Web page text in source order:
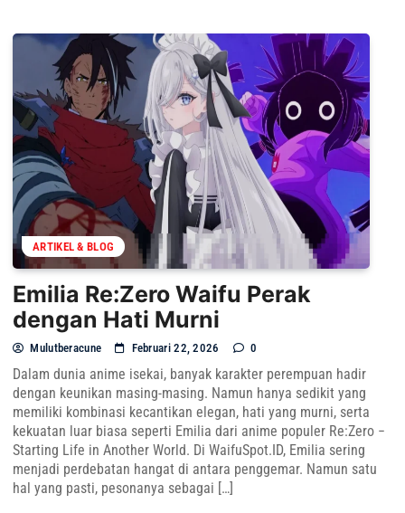
ARTIKEL & BLOG
Emilia Re:Zero Waifu Perak
dengan Hati Murni
Mulutberacune Februari 22, 2026 0
Dalam dunia anime isekai, banyak karakter perempuan hadir
dengan keunikan masing-masing. Namun hanya sedikit yang
memiliki kombinasi kecantikan elegan, hati yang murni, serta
kekuatan luar biasa seperti Emilia dari anime populer Re:Zero −
Starting Life in Another World. Di WaifuSpot.ID, Emilia sering
menjadi perdebatan hangat di antara penggemar. Namun satu
hal yang pasti, pesonanya sebagai […]